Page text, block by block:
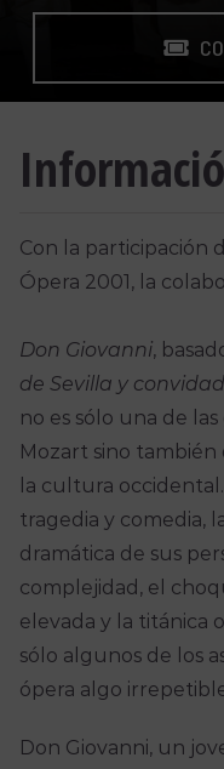
Con la participación
Ópera 2001, la
Don Giovanni,
de Sevilla y
no es sólo una de
Mozart sino también
la cultura
tragedia y comedia,
dramática de sus
complejidad, el
elevada y la titánica
sólo algunos de los
ópera algo
Don Giovanni, un